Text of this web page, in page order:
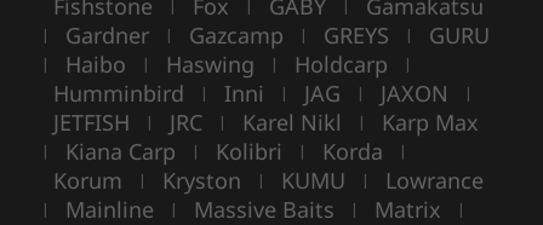
Fishstone | Fox | GABY | Gamakatsu
| Gardner | Gazcamp | GREYS | GURU
| Haibo | Haswing | Holdcarp |
Humminbird | Inni | JAG | JAXON |
JETFISH | JRC | Karel Nikl | Karp Max
| Kiana Carp | Kolibri | Korda |
Korum | Kryston | KUMU | Lowrance
| Mainline | Massive Baits | Matrix |